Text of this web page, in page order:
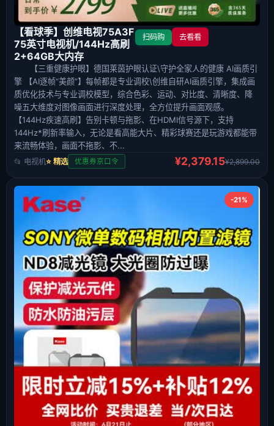
【看球季】创维电视75A3F
75英寸电视机/144Hz高刷
2+64GB大内存
扫码购 去看看
【三重健康护眼】德国莱茵护眼认证\守护全家人的健康 AI画质引
擎 【AI逐帧“美颜”】每帧都是专业调校\创维自研AI画质引擎，集成画
质优化技术与专业调校模型，综合色彩、运动、对比度、清晰度、降
噪五大维度对图像画面进行深度处理，全方位提升画面观感。
【144Hz疾速高刷】告别卡顿与拖影、在HDMI信号源下，支持
144Hz*刷新率输入，无论是看高能大片、精彩球赛还是玩游戏都能带
来流畅体验，画面不拖影、不...
📂 电视机⭐ 精选 优惠券京口令 ¥2,379.15¥2,899.00
-21%